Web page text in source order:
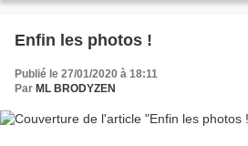
Enfin les photos !
Publié le 27/01/2020 à 18:11
Par ML BRODYZEN